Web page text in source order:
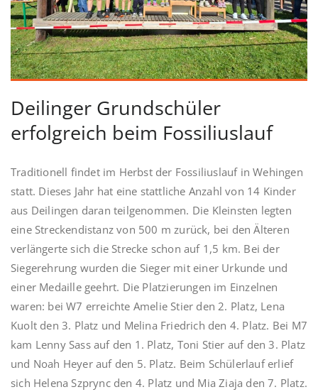
Deilinger Grundschüler
erfolgreich beim Fossiliuslauf
Traditionell findet im Herbst der Fossiliuslauf in Wehingen
statt. Dieses Jahr hat eine stattliche Anzahl von 14 Kinder
aus Deilingen daran teilgenommen. Die Kleinsten legten
eine Streckendistanz von 500 m zurück, bei den Älteren
verlängerte sich die Strecke schon auf 1,5 km. Bei der
Siegerehrung wurden die Sieger mit einer Urkunde und
einer Medaille geehrt. Die Platzierungen im Einzelnen
waren: bei W7 erreichte Amelie Stier den 2. Platz, Lena
Kuolt den 3. Platz und Melina Friedrich den 4. Platz. Bei M7
kam Lenny Sass auf den 1. Platz, Toni Stier auf den 3. Platz
und Noah Heyer auf den 5. Platz. Beim Schülerlauf erlief
sich Helena Szprync den 4. Platz und Mia Ziaja den 7. Platz.